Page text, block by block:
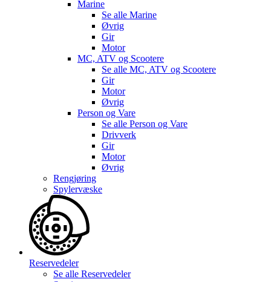
Marine
Se alle Marine
Øvrig
Gir
Motor
MC, ATV og Scootere
Se alle MC, ATV og Scootere
Gir
Motor
Øvrig
Person og Vare
Se alle Person og Vare
Drivverk
Gir
Motor
Øvrig
Rengjøring
Spylervæske
Reservedeler
Se alle Reservedeler